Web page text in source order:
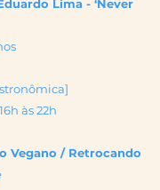
Lima - ‘Never
às 22h
Vegano / Retrocando